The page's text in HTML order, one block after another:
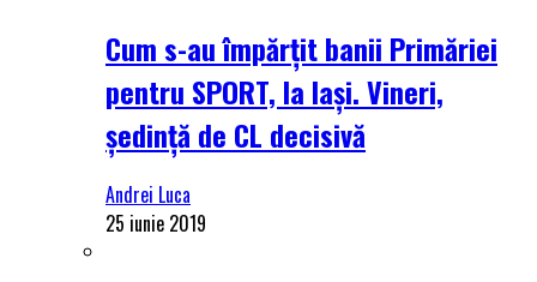
Cum s-au împărțit banii Primăriei
pentru SPORT, la Iași. Vineri,
ședință de CL decisivă
Andrei Luca
25 iunie 2019